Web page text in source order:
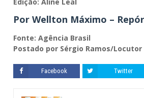
Por Wellton Máximo –
Fonte: Agência Brasil
Postado por Sérgio Ramos/
Facebook Twitter